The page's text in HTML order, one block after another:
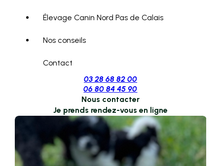
Élevage Canin Nord Pas de Calais
Nos conseils
Contact
03 28 68 82 00
06 80 84 45 90
Nous contacter
Je prends rendez-vous en ligne